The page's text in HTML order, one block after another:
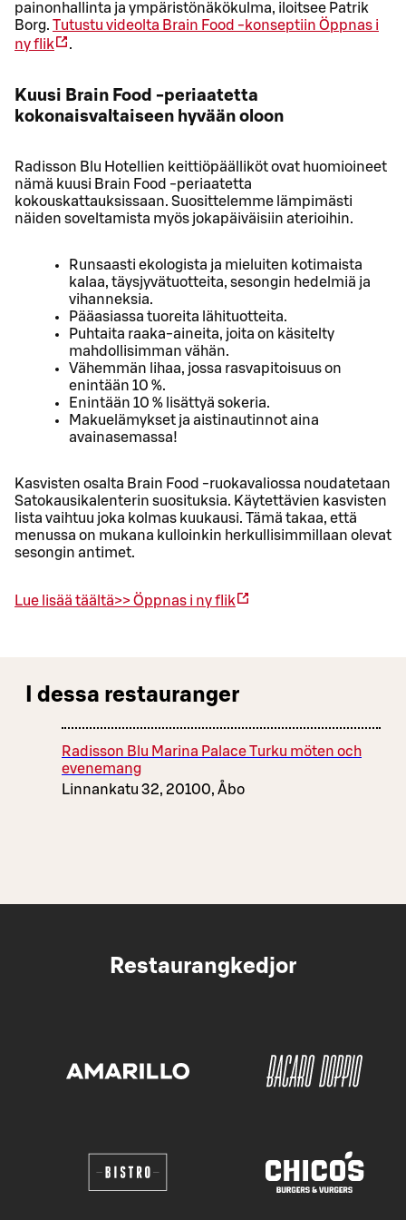
painonhallinta ja ympäristönäkökulma, iloitsee Patrik
Borg. Tutustu videolta Brain Food -konseptiin Öppnas i
ny flik
.
Kuusi Brain Food -periaatetta
kokonaisvaltaiseen hyvään oloon
Radisson Blu Hotellien keittiöpäälliköt ovat huomioineet
nämä kuusi Brain Food -periaatetta
kokouskattauksissaan. Suosittelemme lämpimästi
näiden soveltamista myös jokapäiväisiin aterioihin.
Runsaasti ekologista ja mieluiten kotimaista
kalaa, täysjyvätuotteita, sesongin hedelmiä ja
vihanneksia.
Pääasiassa tuoreita lähituotteita.
Puhtaita raaka-aineita, joita on käsitelty
mahdollisimman vähän.
Vähemmän lihaa, jossa rasvapitoisuus on
enintään 10 %.
Enintään 10 % lisättyä sokeria.
Makuelämykset ja aistinautinnot aina
avainasemassa!
Kasvisten osalta Brain Food -ruokavaliossa noudatetaan
Satokausikalenterin suosituksia. Käytettävien kasvisten
lista vaihtuu joka kolmas kuukausi. Tämä takaa, että
menussa on mukana kulloinkin herkullisimmillaan olevat
sesongin antimet.
Lue lisää täältä>>Öppnas i ny flik
I dessa restauranger
Radisson Blu Marina Palace Turku möten och
evenemang
Linnankatu 32, 20100, Åbo
Restaurangkedjor